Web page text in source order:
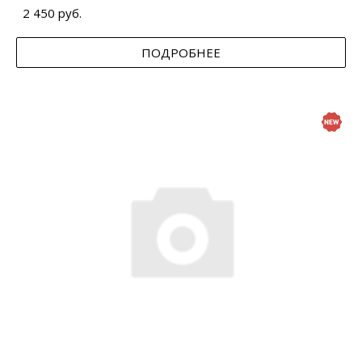
2 450 руб.
ПОДРОБНЕЕ